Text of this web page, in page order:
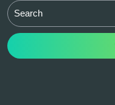
Search
for: